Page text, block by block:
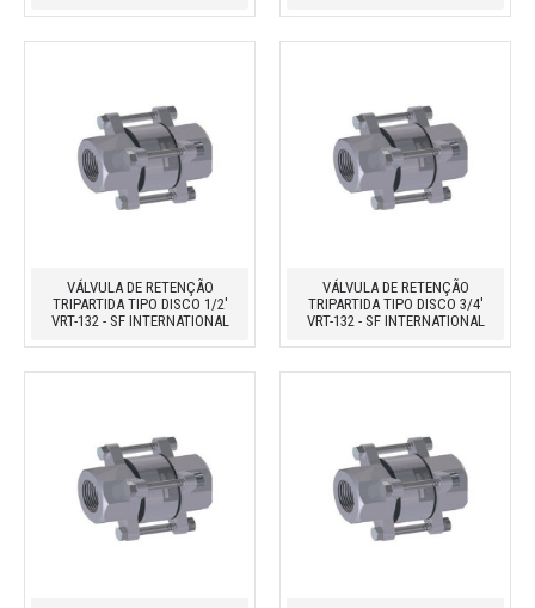
VÁLVULA DE RETENÇÃO
TRIPARTIDA TIPO DISCO 1/2'
VRT-132 - SF INTERNATIONAL
VÁLVULA DE RETENÇÃO
TRIPARTIDA TIPO DISCO 3/4'
VRT-132 - SF INTERNATIONAL